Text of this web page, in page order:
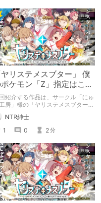
ヤリステメスブター」 僕
ケモン「Z」指定はここ
紹介する作品は、サークル「にゅ
房」様の「ヤリステメスブター
クだけの謎ルール!女トレーナーに
とエッチあたりまえ 完全版」に
ます。
NTR紳士
1
0 2分